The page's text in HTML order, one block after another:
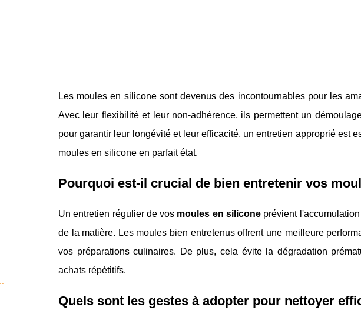
Les moules en silicone sont devenus des incontournables pour les
Avec leur flexibilité et leur non-adhérence, ils permettent un
pour garantir leur longévité et leur efficacité, un entretien approprié est
moules en silicone en parfait état.
Pourquoi est-il crucial de bien entretenir vos
Un entretien régulier de vos moules en silicone prévient
de la matière. Les moules bien entretenus offrent une meilleure
vos préparations culinaires. De plus, cela évite la dégradation
achats répétitifs.
Quels sont les gestes à adopter pour nettoyer